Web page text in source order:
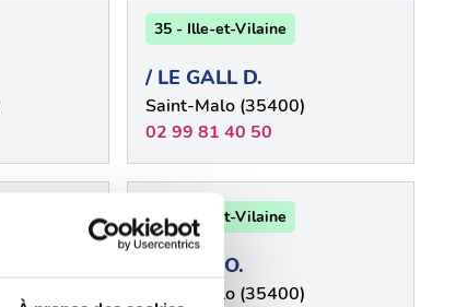
35 - Ille-et-Vilaine
/ LE GALL D.
Saint-Malo (35400)
02 99 81 40 50
35 - Ille-et-Vilaine
/ PAPIN O.
Saint-Malo (35400)